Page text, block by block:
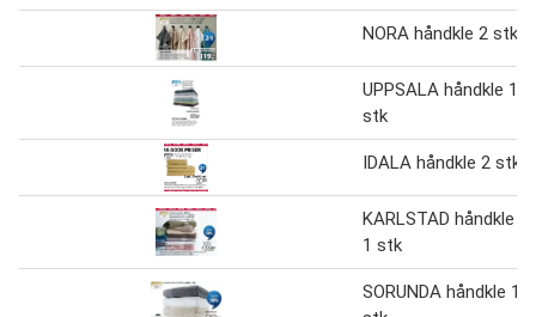
NORA håndkle 2 stk
UPPSALA håndkle 1
stk
IDALA håndkle 2 stk
KARLSTAD håndkle
1 stk
SORUNDA håndkle 1